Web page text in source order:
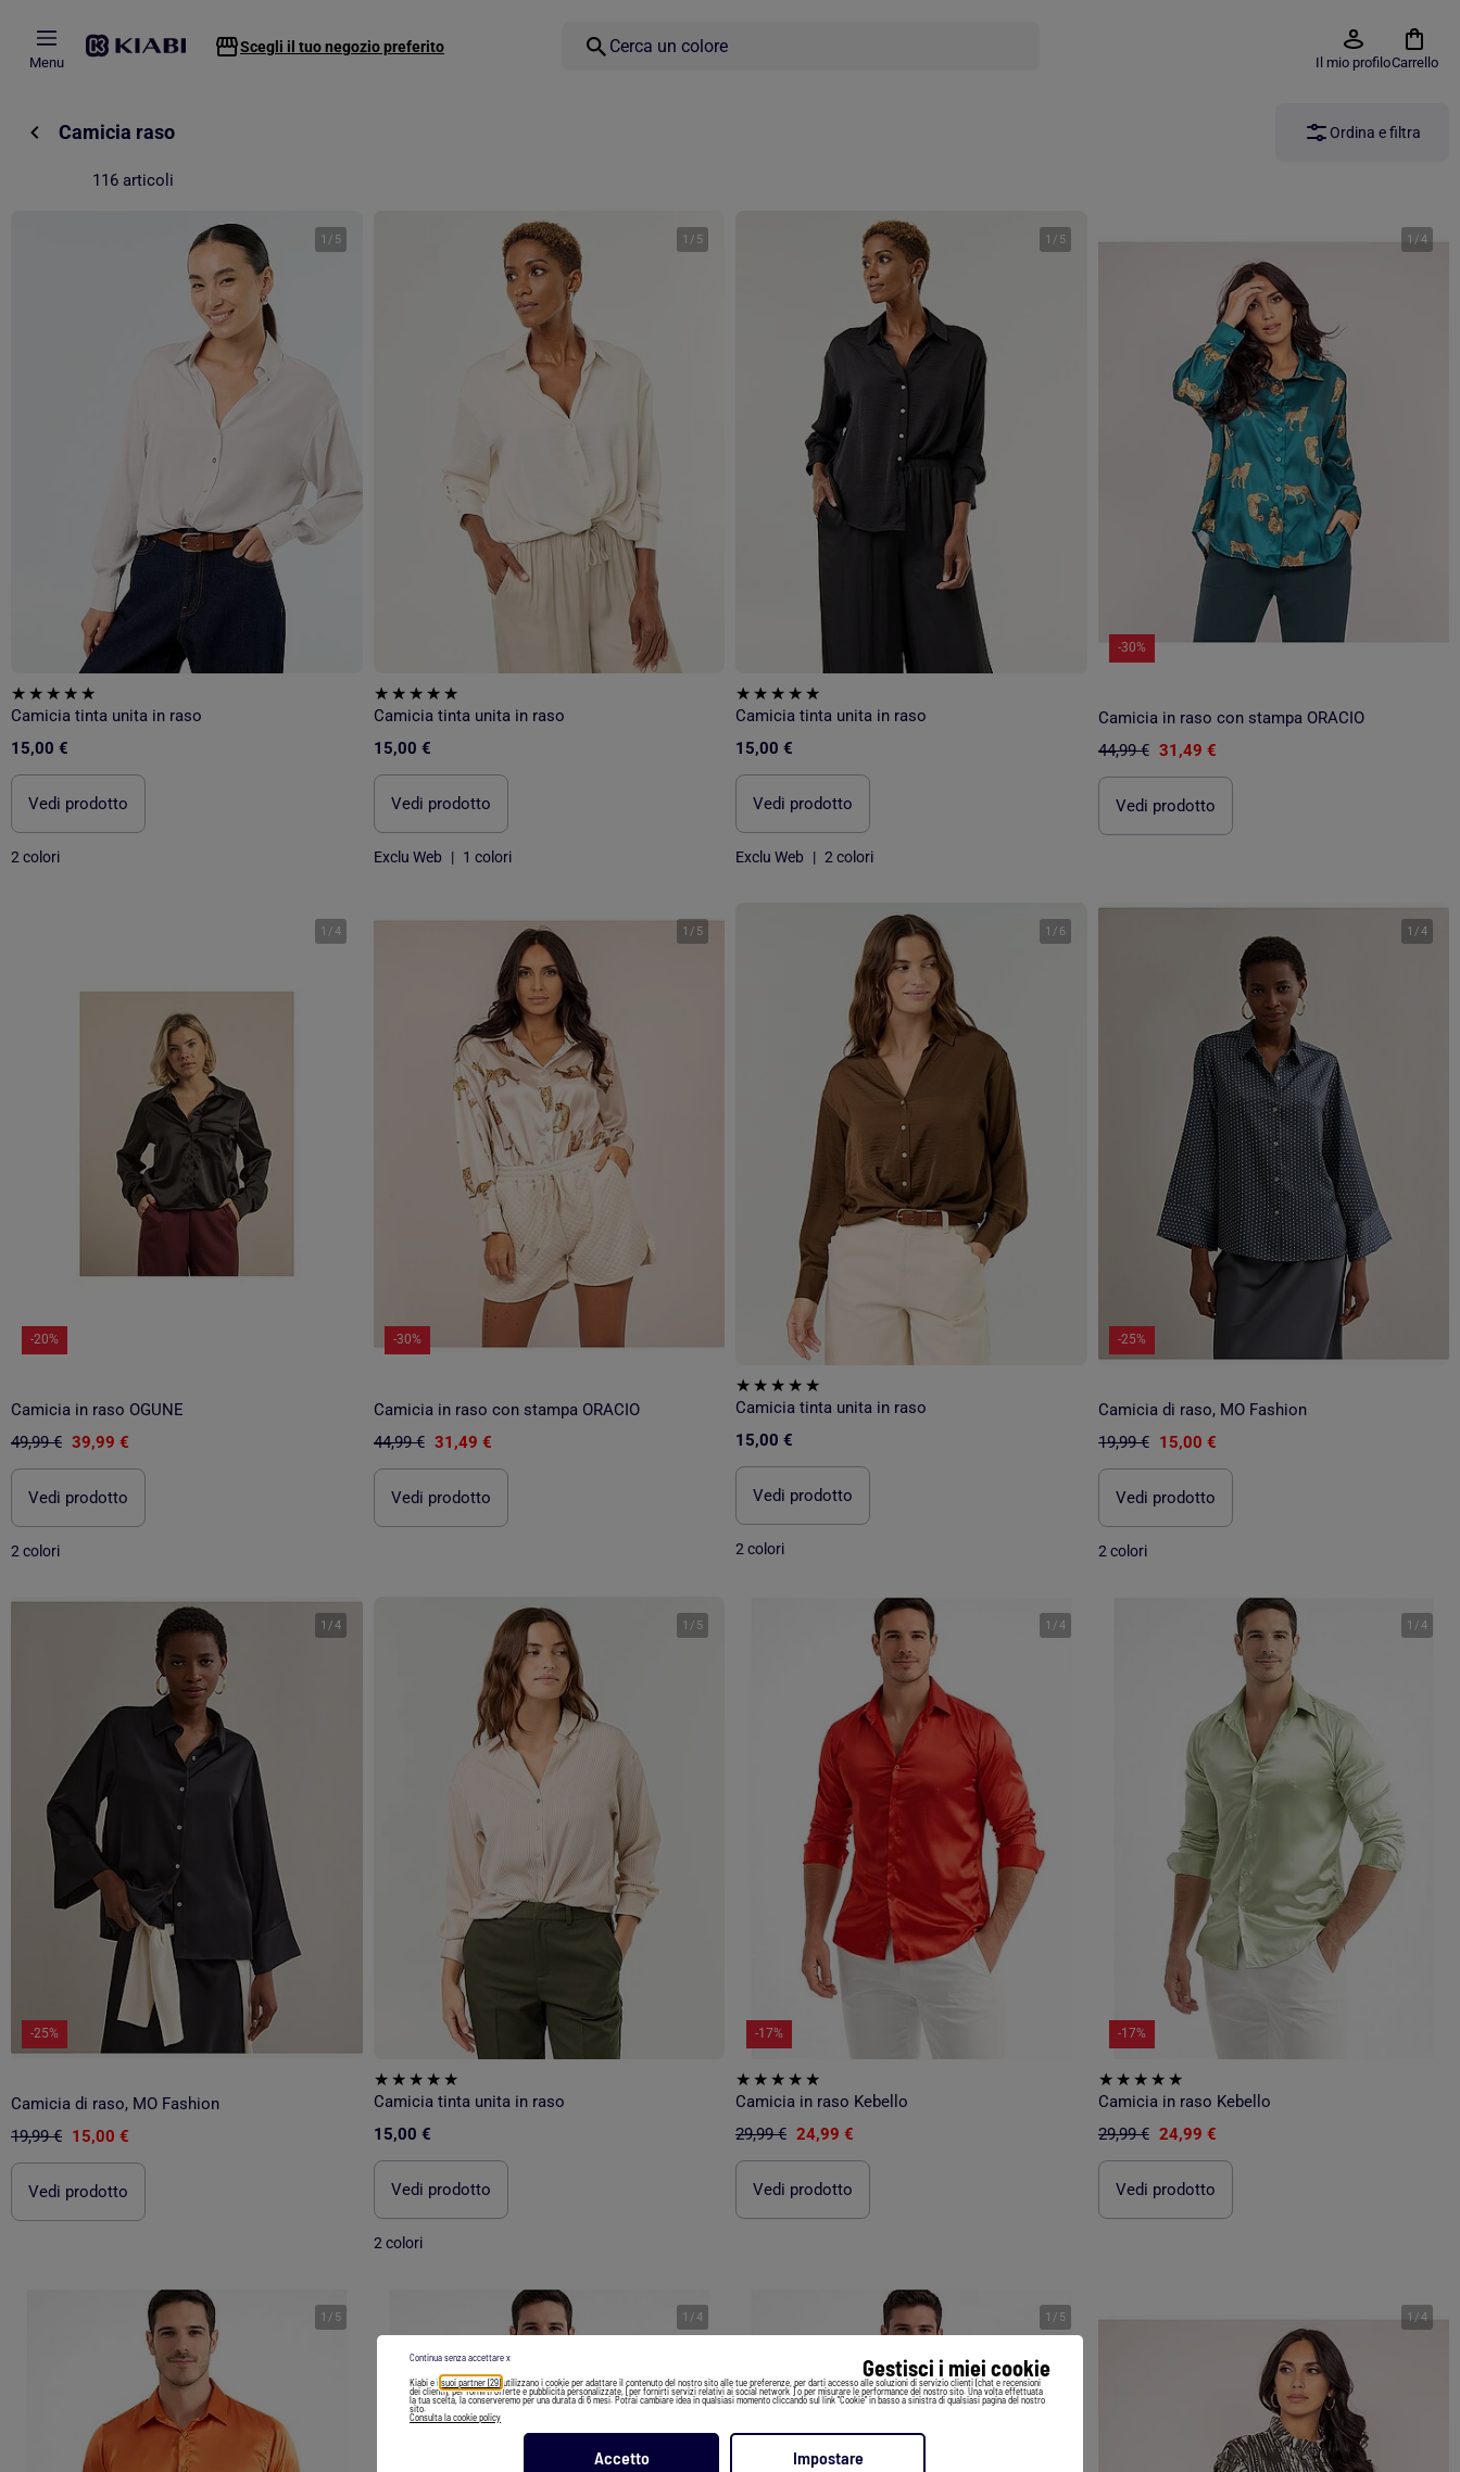
Gestisci i miei cookie
Kiabi e i suoi partner (29) utilizzano i cookie per adattare il contenuto del nostro sito alle tue preferenze, per darti accesso alle soluzioni di servizio clienti (chat e recensioni
dei clienti), per fornirti offerte e pubblicità personalizzate, [per fornirti servizi relativi ai social network ] o per misurare le performance del nostro sito. Una volta effettuata
la tua scelta, la conserveremo per una durata di 6 mesi. Potrai cambiare idea in qualsiasi momento cliccando sul link "Cookie" in basso a sinistra di qualsiasi pagina del nostro
sito.
Consulta la cookie policy
Accetto Impostare
Continua senza accettare x
Menu
Scegli il tuo negozio preferito
Il mio profiloCarrello
Camicia raso Ordina e filtra
116 articoli
1 / 5
Camicia tinta unita in raso
15,00 €
Vedi prodotto
2 colori
1 / 5
Camicia tinta unita in raso
15,00 €
Vedi prodotto
Exclu Web | 1 colori
1 / 5
Camicia tinta unita in raso
15,00 €
Vedi prodotto
Exclu Web | 2 colori
1 /4
-30%
Camicia in raso con stampa ORACIO
44,99 € 31,49 €
Vedi prodotto
1 /4
-20%
Camicia in raso OGUNE
49,99 € 39,99 €
Vedi prodotto
2 colori
1 / 5
-30%
Camicia in raso con stampa ORACIO
44,99 € 31,49 €
Vedi prodotto
1 / 6
Camicia tinta unita in raso
15,00 €
Vedi prodotto
2 colori
1 /4
-25%
Camicia di raso, MO Fashion
19,99 € 15,00 €
Vedi prodotto
2 colori
1 /4
-25%
Camicia di raso, MO Fashion
19,99 € 15,00 €
Vedi prodotto
1 / 5
Camicia tinta unita in raso
15,00 €
Vedi prodotto
2 colori
1 /4
-17%
Camicia in raso Kebello
29,99 € 24,99 €
Vedi prodotto
1 /4
-17%
Camicia in raso Kebello
29,99 € 24,99 €
Vedi prodotto
1 / 5 1 /4 1 / 5 1 /4